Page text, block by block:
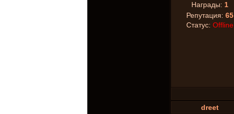
Награды: 1
Репутация: 65
Статус: Offline
dreet